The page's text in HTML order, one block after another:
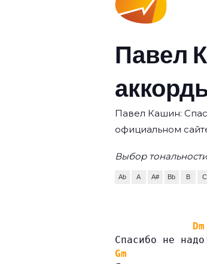
Павел
Павел Кашин:
официальном
Выбор
Ab A A# Bb B C
Dm
Спасибо не
Gm